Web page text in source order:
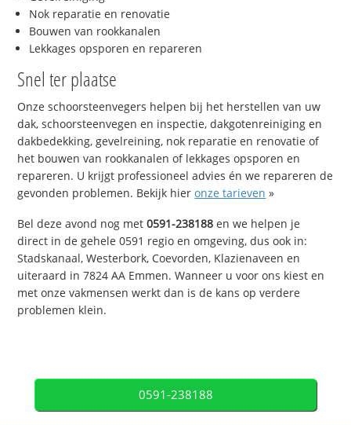
Nok reparatie en renovatie
Bouwen van rookkanalen
Lekkages opsporen en repareren
Snel ter plaatse
Onze schoorsteenvegers helpen bij het herstellen van uw
dak, schoorsteenvegen en inspectie, dakgotenreiniging en
dakbedekking, gevelreining, nok reparatie en renovatie of
het bouwen van rookkanalen of lekkages opsporen en
repareren. U krijgt professioneel advies én we repareren de
gevonden problemen. Bekijk hieronze tarieven »
Bel deze avond nog met0591-238188 en we helpen je
direct in de gehele 0591 regio en omgeving, dus ook in:
Stadskanaal, Westerbork, Coevorden, Klazienaveen en
uiteraard in 7824 AA Emmen. Wanneer u voor ons kiest en
met onze vakmensen werkt dan is de kans op verdere
problemen klein.
0591-238188